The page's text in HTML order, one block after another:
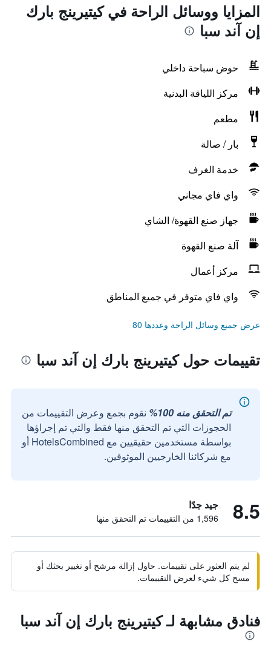
المزايا ووسائل الراحة في كيتيرينج بارك
إن آند سبا
حوض سباحة داخلي
مركز اللياقة البدنية
مطعم
بار / صالة
خدمة الغرف
واي فاي مجاني
جهاز صنع القهوة/ الشاي
آلة صنع القهوة
مركز أعمال
واي فاي متوفر في جميع المناطق
عرض جميع وسائل الراحة وعددها 80
تقييمات حول كيتيرينج بارك إن آند سبا
تم التحقق منه 100%
نقوم بجمع وعرض التقييمات من
الحجوزات التي تم التحقق منها فقط والتي تم إجراؤها
بواسطة مستخدمين حقيقيين مع HotelsCombined أو
مع شركائنا الخارجيين الموثوقين.
8.5 جيد جدًا
1,596 من التقييمات تم التحقق منها
لم يتم العثور على تقييمات. حاول إزالة مرشح أو تغيير بحثك أو
مسح كل شيء لعرض التقييمات.
فنادق مشابهة لـ كيتيرينج بارك إن آند سبا